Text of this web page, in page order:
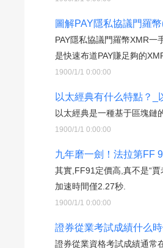
圖解PAY隱私協議門羅
PAY隱私協議門羅幣XMR
是快速布道PAY賺足夠的
1900/1/1 0:00:00
以太經典有什么特點？_
以太經典是一種基于區塊鏈
1900/1/1 0:00:00
九年磨一劍！法拉第FF
其實,FF91定價高,真不是“
加速時間僅2.27秒.
1900/1/1 0:00:00
證券從業考試成績什么
證券從業資格考試成績通常